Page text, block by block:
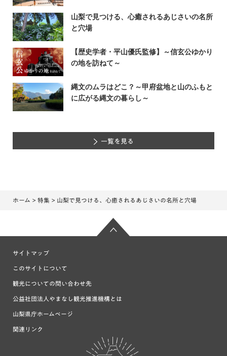
山梨で見つける、心癒されるあじさいの名所
と穴場
【歴史学者・平山優氏監修】～信玄公ゆかり
の地を訪ねて～
縄文のムラはどこ？～甲府盆地と山のふもと
に広がる縄文の暮らし～
一覧を見る
ホーム > 特集 > 山梨で見つける、心癒されるあじさいの名所と穴場
サイトマップ
このサイトについて
観光についての問い合わせ先
公益社団法人やまなし観光推進機構とは
山梨県庁ホームページ
関連リンク
富士の国や